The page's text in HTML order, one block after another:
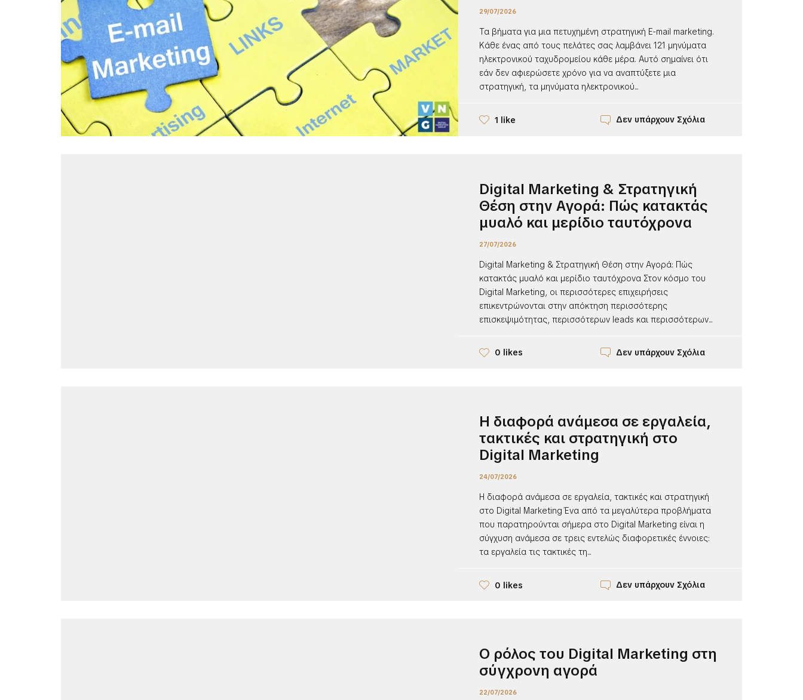
29/07/2026
Τα βήματα για μια πετυχημένη στρατηγική E-mail marketing.
Κάθε ένας από τους πελάτες σας λαμβάνει 121 μηνύματα
ηλεκτρονικού ταχυδρομείου κάθε μέρα. Αυτό σημαίνει ότι
εάν δεν αφιερώσετε χρόνο για να αναπτύξετε μια
στρατηγική, τα μηνύματα ηλεκτρονικού...
1 like Δεν υπάρχουν Σχόλια
Digital Marketing & Στρατηγική
Θέση στην Αγορά: Πώς κατακτάς
μυαλό και μερίδιο ταυτόχρονα
27/07/2026
Digital Marketing & Στρατηγική Θέση στην Αγορά: Πώς
κατακτάς μυαλό και μερίδιο ταυτόχρονα Στον κόσμο του
Digital Marketing, οι περισσότερες επιχειρήσεις
επικεντρώνονται στην απόκτηση περισσότερης
επισκεψιμότητας, περισσότερων leads και περισσότερων...
0 likes Δεν υπάρχουν Σχόλια
Η διαφορά ανάμεσα σε εργαλεία,
τακτικές και στρατηγική στο
Digital Marketing
24/07/2026
Η διαφορά ανάμεσα σε εργαλεία, τακτικές και στρατηγική
στο Digital Marketing Ένα από τα μεγαλύτερα προβλήματα
που παρατηρούνται σήμερα στο Digital Marketing είναι η
σύγχυση ανάμεσα σε τρεις εντελώς διαφορετικές έννοιες:
τα εργαλεία τις τακτικές τη...
0 likes Δεν υπάρχουν Σχόλια
Ο ρόλος του Digital Marketing στη
σύγχρονη αγορά
22/07/2026